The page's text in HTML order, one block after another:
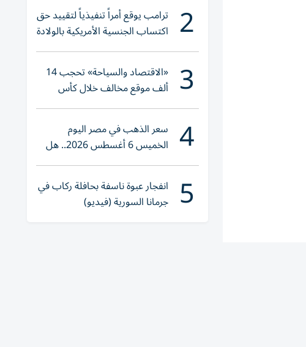
2 ترامب يوقع أمراً تنفيذياً لتقييد حق
اكتساب الجنسية الأمريكية بالولادة
3 «الاقتصاد والسياحة» تحجب 14
ألف موقع مخالف خلال كأس
العالم 2026
4 سعر الذهب في مصر اليوم
الخميس 6 أغسطس 2026.. هل
تنوي الشراء؟
5 انفجار عبوة ناسفة بحافلة ركاب في
جرمانا السورية (فيديو)